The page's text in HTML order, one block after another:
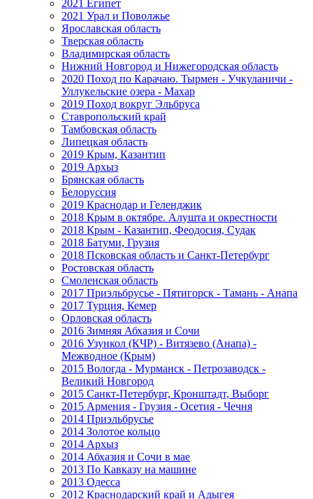
2021 Египет
2021 Урал и Поволжье
Ярославская область
Тверская область
Владимирская область
Нижний Новгород и Нижегородская область
2020 Поход по Карачаю. Тырмен - Учкуланичи -
Уллукельские озера - Махар
2019 Поход вокруг Эльбруса
Ставропольский край
Тамбовская область
Липецкая область
2019 Крым, Казантип
2019 Архыз
Брянская область
Белоруссия
2019 Краснодар и Геленджик
2018 Крым в октябре. Алушта и окрестности
2018 Крым - Казантип, Феодосия, Судак
2018 Батуми, Грузия
2018 Псковская область и Санкт-Петербург
Ростовская область
Смоленская область
2017 Приэльбрусье - Пятигорск - Тамань - Анапа
2017 Турция, Кемер
Орловская область
2016 Зимняя Абхазия и Сочи
2016 Узункол (КЧР) - Витязево (Анапа) -
Межводное (Крым)
2015 Вологда - Мурманск - Петрозаводск -
Великий Новгород
2015 Санкт-Петербург, Кронштадт, Выборг
2015 Армения - Грузия - Осетия - Чечня
2014 Приэльбрусье
2014 Золотое кольцо
2014 Архыз
2014 Абхазия и Сочи в мае
2013 По Кавказу на машине
2013 Одесса
2012 Краснодарский край и Адыгея